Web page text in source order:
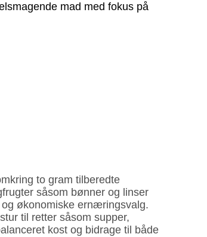
mad med fokus på
to gram tilberedte
såsom bønner og linser
økonomiske ernæringsvalg.
til retter såsom supper,
kost og bidrage til både